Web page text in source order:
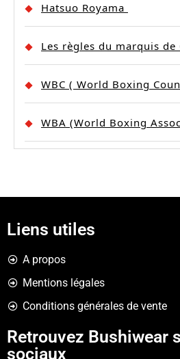
Hatsuo Royama
Les règles du marquis de
WBC ( World Boxing
WBA (World Boxing
Liens utiles
A propos
Mentions légales
Conditions générales de vente
Retrouvez Bushiwear
sociaux